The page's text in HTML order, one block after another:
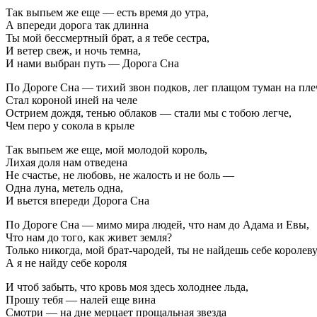
Так выпьем же еще — есть время до утра,
А впереди дорога так длинна
Ты мой бессмертный брат, а я тебе сестра,
И ветер свеж, и ночь темна,
И нами выбран путь — Дорога Сна
По Дороге Сна — тихий звон подков, лег плащом туман на
Стал короной иней на челе
Острием дождя, тенью облаков — стали мы с тобою легче,
Чем перо у сокола в крыле
Так выпьем же еще, мой молодой король,
Лихая доля нам отведена
Не счастье, не любовь, не жалость и не боль —
Одна луна, метель одна,
И вьется впереди Дорога Сна
По Дороге Сна — мимо мира людей, что нам до Адама и Евы,
Что нам до того, как живет земля?
Только никогда, мой брат-чародей, ты не найдешь себе
А я не найду себе короля
И чтоб забыть, что кровь моя здесь холоднее льда,
Прошу тебя — налей еще вина
Смотри — на дне мерцает прощальная звезда